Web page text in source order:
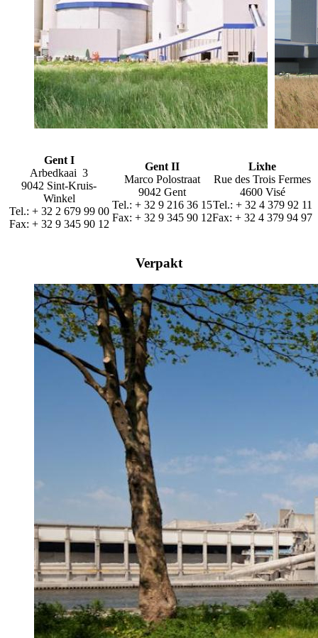
Gent I
Arbedkaai 3
9042 Sint-Kruis-
Winkel
Tel.: + 32 2 679 99 00
Fax: + 32 9 345 90 12
Gent II
Marco Polostraat
9042 Gent
Tel.: + 32 9 216 36 15
Fax: + 32 9 345 90 12
Lixhe
Rue des Trois Fermes
4600 Visé
Tel.: + 32 4 379 92 11
Fax: + 32 4 379 94 97
Verpakt